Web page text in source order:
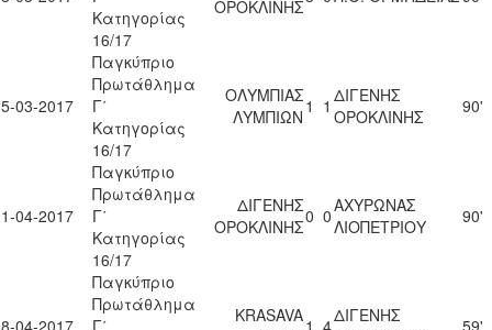
Κατηγορίας
16/17
ΟΡΟΚΛΙΝΗΣ
03-2017
Παγκύπριο
Πρωτάθλημα
Γ΄
Κατηγορίας
16/17
ΟΛΥΜΠΙΑΣ
ΛΥΜΠΙΩΝ 1 1 ΔΙΓΕΝΗΣ
ΟΡΟΚΛΙΝΗΣ
90'
04-2017
Παγκύπριο
Πρωτάθλημα
Γ΄
Κατηγορίας
16/17
ΔΙΓΕΝΗΣ
ΟΡΟΚΛΙΝΗΣ0 0ΑΧΥΡΩΝΑΣ
ΛΙΟΠΕΤΡΙΟΥ
90'
04-2017
Παγκύπριο
Πρωτάθλημα
Γ΄
KRASAVA1 4ΔΙΓΕΝΗΣ
59'